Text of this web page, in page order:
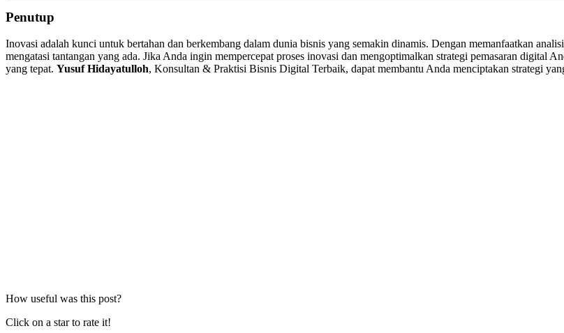
Penutup
Inovasi adalah kunci untuk bertahan dan berkembang dalam dunia bisnis yang semakin dinamis. Dengan memanfaatkan
mengatasi tantangan yang ada. Jika Anda ingin mempercepat proses inovasi dan mengoptimalkan strategi pemasaran digital
yang tepat. Yusuf Hidayatulloh, Konsultan & Praktisi Bisnis Digital Terbaik, dapat membantu Anda menciptakan strategi
How useful was this post?
Click on a star to rate it!